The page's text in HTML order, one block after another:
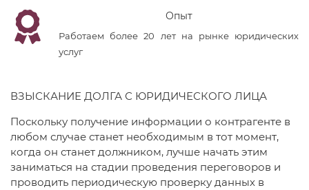
Опыт
Работаем более 20 лет на рынке юридических
услуг
ВЗЫСКАНИЕ ДОЛГА С ЮРИДИЧЕСКОГО ЛИЦА
Поскольку получение информации о контрагенте в
любом случае станет необходимым в тот момент,
когда он станет должником, лучше начать этим
заниматься на стадии проведения переговоров и
проводить периодическую проверку данных в